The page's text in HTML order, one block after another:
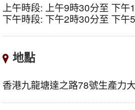
上午時段: 上午9時30分至 下
下午時段: 下午2時30分至 下
地點
香港九龍塘達之路78號生產力